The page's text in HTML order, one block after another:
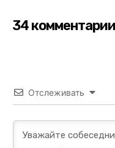
34 комментарии
Отслеживать